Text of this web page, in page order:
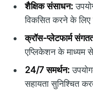
शैक्षिक संसाधन:
विकसित करने के लिए
क्रॉस-प्लेटफार्म
एप्लिकेशन के माध्यम
24/7 समर्थन:
सहायता सुनिश्चित